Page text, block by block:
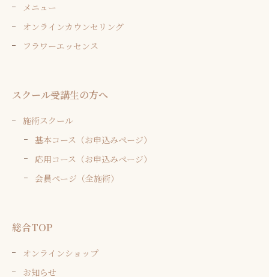
メニュー
オンラインカウンセリング
フラワーエッセンス
スクール受講生の方へ
施術スクール
基本コース（お申込みページ）
応用コース（お申込みページ）
会員ページ（全施術）
総合TOP
オンラインショップ
お知らせ